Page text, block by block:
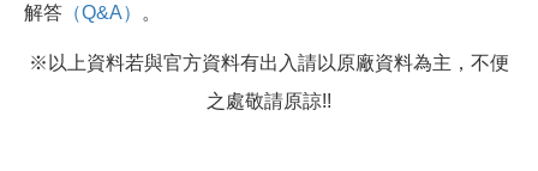
解答 （Q&A） 。
※以上資料若與官方資料有出入請以原廠資料為主，不便
之處敬請原諒!!